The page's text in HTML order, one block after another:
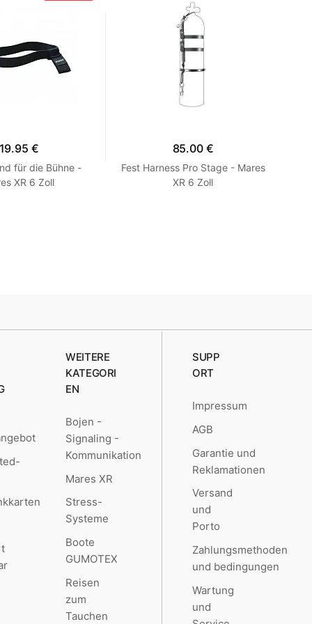
19.95 €
für die Bühne -
XR 6 Zoll
85.00 €
Fest Harness Pro Stage - Mares
XR 6 Zoll
WEITERE
KATEGORI
EN
Bojen -
Signaling -
Kommunikation
Mares XR
Stress-
Systeme
Boote
GUMOTEX
Reisen
zum
Tauchen
SUPP
ORT
Impressum
AGB
Garantie und
Reklamationen
Versand
und
Porto
Zahlungsmethoden
und bedingungen
Wartung
und